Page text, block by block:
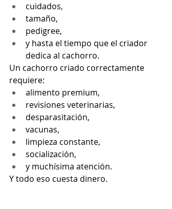
cuidados,
tamaño,
pedigree,
y hasta el tiempo que el criador
dedica al cachorro.
Un cachorro criado correctamente
requiere:
alimento premium,
revisiones veterinarias,
desparasitación,
vacunas,
limpieza constante,
socialización,
y muchísima atención.
Y todo eso cuesta dinero.